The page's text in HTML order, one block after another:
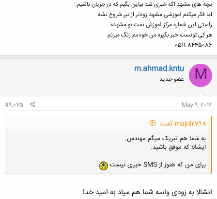
بچه های مشهد اگه خبری شد بیاین بگیم که در جریان باشیم.
اما فکر میکنم آموزشی مشهد زودتر از تیر شروع نشه.
راستی این شماره مرکز آموزش نفت تو مشهده
هر کی تونست خبر بگیره من خودمم زنگ میزنم.
0511-8445086
M
m.ahmad.kntu
عضو جدید
May 9, 2012
#9,075
majid2798 گفت:
به شما هم تبریک میگم مهندس.
ایشالا که موفق باشید.
برای من که هنوز از SMS خبری نیست
انشالا به زودی واسه شما هم میاد به امید خدا